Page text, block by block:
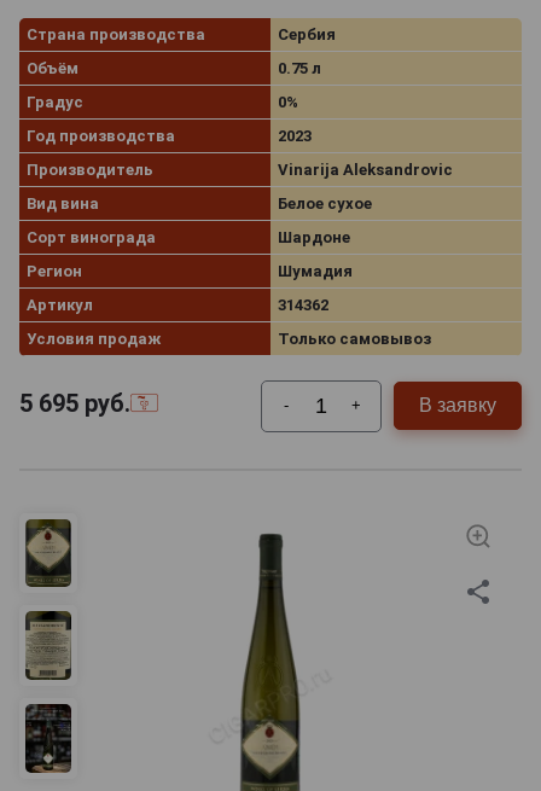
Страна производства
Сербия
Объём
0.75 л
Градус
0%
Год производства
2023
Производитель
Vinarija Aleksandrovic
Вид вина
Белое сухое
Сорт винограда
Шардоне
Регион
Шумадия
Артикул
314362
Условия продаж
Только самовывоз
5 695 руб. - + В заявку